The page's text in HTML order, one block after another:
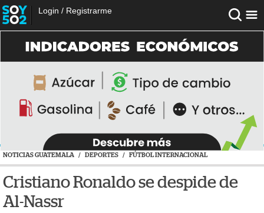
Login / Registrarme
NOTICIAS GUATEMALA / DEPORTES / FÚTBOL INTERNACIONAL
Cristiano Ronaldo se despide de
Al-Nassr